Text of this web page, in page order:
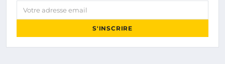
Votre adresse email
S'INSCRIRE